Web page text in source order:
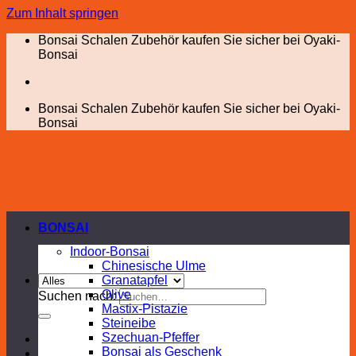
Zum Inhalt springen
Bonsai Schalen Zubehör kaufen Sie sicher bei Oyaki-
Bonsai
Bonsai Schalen Zubehör kaufen Sie sicher bei Oyaki-
Bonsai
Suchen nach:
BONSAI
Indoor-Bonsai
Chinesische Ulme
Granatapfel
Olive
Mastix-Pistazie
Steineibe
Szechuan-Pfeffer
Bonsai als Geschenk